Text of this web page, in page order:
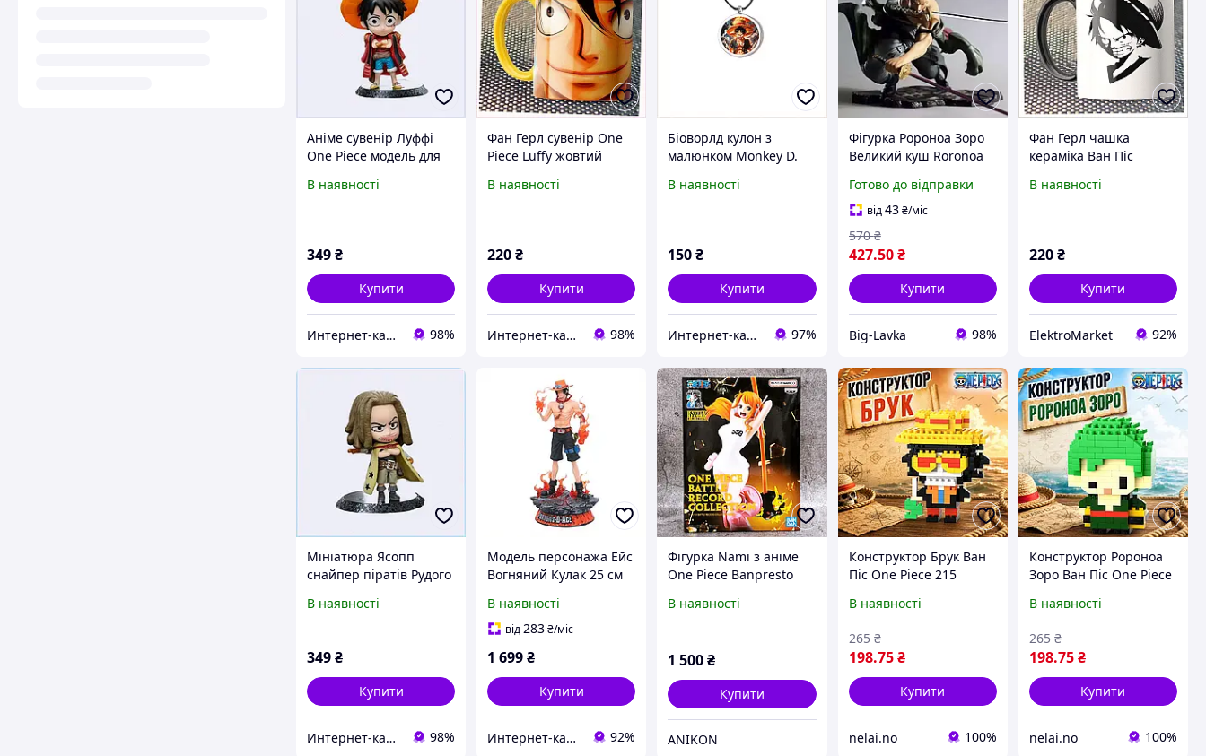
Аніме сувенір Луффі
One Piece модель для
В наявності
349₴
Купити
Инте​рнет​-кат​алог ск​​идок "BAGSPACE" 98%
Фан Герл сувенір One
Piece Luffy жовтий
В наявності
220₴
Купити
Интерн​ет-кат​а​л​ог ск​​и​до​к "GALANTI" 98%
Біоворлд кулон з
малюнком Monkey D.
В наявності
150₴
Купити
Интернет-кат​алог с​ки​​д​​​ок "ElenaShop" 97%
Фігурка Ророноа Зоро
Великий куш Roronoa
Готово до відправки
від43 ₴/міс
427.50 ₴
570 ₴
Купити
Big-Lavka 98%
Фан Герл чашка
кераміка Ван Піс
7H5T9948X4
В наявності
220₴
Купити
ElektroMarket 92%
Мініатюра Ясопп
снайпер піратів Рудого
В наявності
349₴
Купити
Инте​рнет​-кат​алог ск​​идок "BAGSPACE" 98%
Модель персонажа Ейс
Вогняний Кулак 25 см
В наявності
від283₴/міс
1 699₴
Купити
Интернет-каталог скидок "BAGSPACE.ua" 92%
Фігурка Nami з аніме
One Piece Banpresto
В наявності
1 500₴
Купити
ANIKON
Конструктор Брук Ван
Піс One Piece 215
В наявності
198.75 ₴
265 ₴
Купити
nelai.no 100%
Конструктор Ророноа
Зоро Ван Піс One Piece
В наявності
198.75₴
265 ₴
Купити
nelai.no 100%